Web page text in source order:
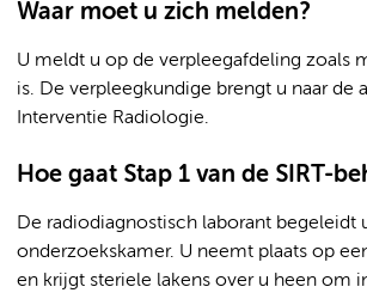
Waar moet u zich melden?
U meldt u op de verpleegafdeling zoals
is. De verpleegkundige brengt u naar de
Interventie Radiologie.
Hoe gaat Stap 1 van de SIRT-
De radiodiagnostisch laborant begeleidt
onderzoekskamer. U neemt plaats op
en krijgt steriele lakens over u heen om